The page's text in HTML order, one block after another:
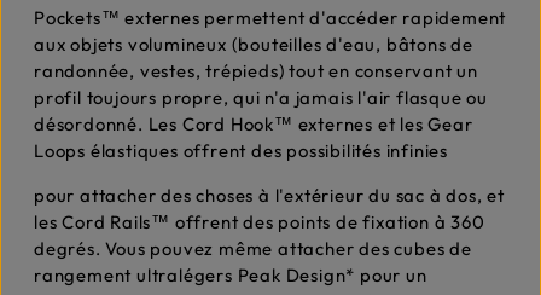
Pockets™ externes permettent d'accéder rapidement
aux objets volumineux (bouteilles d'eau, bâtons de
randonnée, vestes, trépieds) tout en conservant un
profil toujours propre, qui n'a jamais l'air flasque ou
désordonné. Les Cord Hook™ externes et les Gear
Loops élastiques offrent des possibilités infinies
pour attacher des choses à l'extérieur du sac à dos, et
les Cord Rails™ offrent des points de fixation à 360
degrés. Vous pouvez même attacher des cubes de
rangement ultralégers Peak Design* pour un